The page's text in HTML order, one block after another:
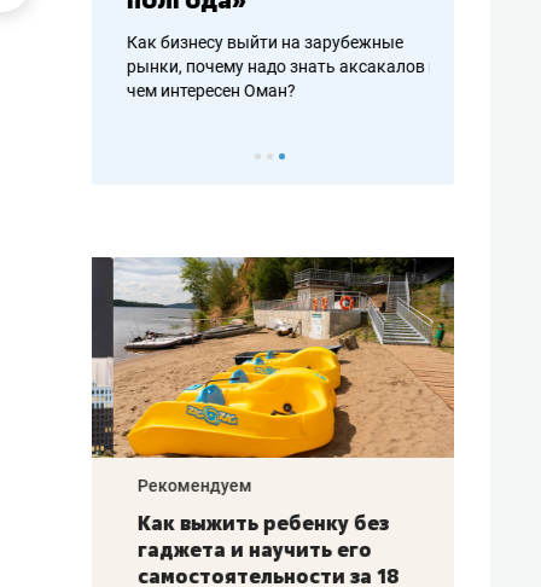
Как бизнесу выйти на зарубежные
рынки, почему надо знать аксакалов и
чем интересен Оман?
–
Рекомендуем
Как выжить ребенку без
гаджета и научить его
самостоятельности за 18